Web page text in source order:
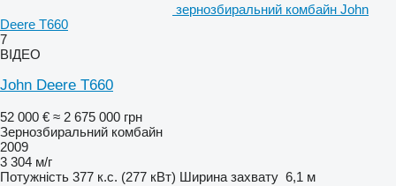
зернозбиральний комбайн John
Deere T660
7
ВІДЕО
John Deere T660
52 000 € ≈ 2 675 000 грн
Зернозбиральний комбайн
2009
3 304 м/г
Потужність 377 к.с. (277 кВт) Ширина захвату 6,1 м